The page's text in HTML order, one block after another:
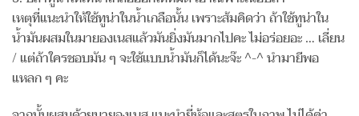
เหตุที่แนะนำให้ใช้ทูน่าในน้ำเกลือนั้น เพราะส้มคิดว่า ถ้าใช้ทูน่าใน
น้ำมันผสมในมายองเนสแล้วมันยิ่งมันมากไปคะ ไม่อร่อยอะ … เลี่ยน
/ แต่ถ้าใครชอบมัน ๆ จะใช้แบบน้ำมันก็ได้นะจ๊ะ ^-^ นำมายีพอ
แหลก ๆ คะ